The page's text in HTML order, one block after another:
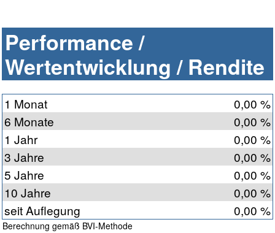
Performance /
Wertentwicklung / Rendite
1 Monat
0,00 %
6 Monate
0,00 %
1 Jahr
0,00 %
3 Jahre
0,00 %
5 Jahre
0,00 %
10 Jahre
0,00 %
seit Auflegung
0,00 %
Berechnung gemäß BVI-Methode